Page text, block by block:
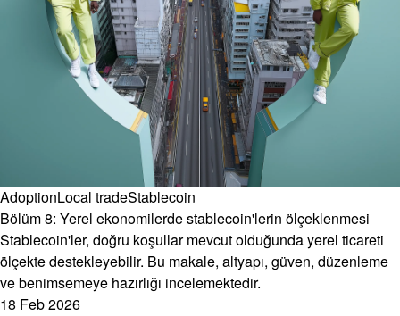
AdoptionLocal tradeStablecoin
Bölüm 8: Yerel ekonomilerde stablecoin'lerin ölçeklenmesi
Stablecoin'ler, doğru koşullar mevcut olduğunda yerel ticareti
ölçekte destekleyebilir. Bu makale, altyapı, güven, düzenleme
ve benimsemeye hazırlığı incelemektedir.
18 Feb 2026